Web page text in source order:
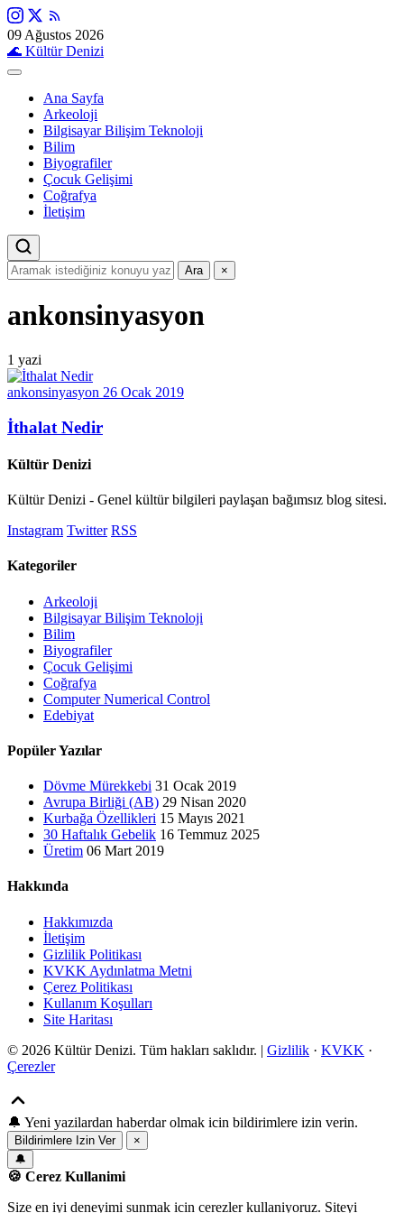
09 Ağustos 2026
🌊 Kültür Denizi
Ana Sayfa
Arkeoloji
Bilgisayar Bilişim Teknoloji
Bilim
Biyografiler
Çocuk Gelişimi
Coğrafya
İletişim
Ara ×
ankonsinyasyon
1 yazi
ankonsinyasyon 26 Ocak 2019
İthalat Nedir
Kültür Denizi
Kültür Denizi - Genel kültür bilgileri paylaşan bağımsız blog sitesi.
Instagram Twitter RSS
Kategoriler
Arkeoloji
Bilgisayar Bilişim Teknoloji
Bilim
Biyografiler
Çocuk Gelişimi
Coğrafya
Computer Numerical Control
Edebiyat
Popüler Yazılar
Dövme Mürekkebi 31 Ocak 2019
Avrupa Birliği (AB) 29 Nisan 2020
Kurbağa Özellikleri 15 Mayıs 2021
30 Haftalık Gebelik 16 Temmuz 2025
Üretim 06 Mart 2019
Hakkında
Hakkımızda
İletişim
Gizlilik Politikası
KVKK Aydınlatma Metni
Çerez Politikası
Kullanım Koşulları
Site Haritası
© 2026 Kültür Denizi. Tüm hakları saklıdır. | Gizlilik · KVKK ·
Çerezler
🔔 Yeni yazilardan haberdar olmak icin bildirimlere izin verin.
Bildirimlere Izin Ver
×
🔔
🍪 Cerez Kullanimi
Size en iyi deneyimi sunmak icin cerezler kullaniyoruz. Siteyi